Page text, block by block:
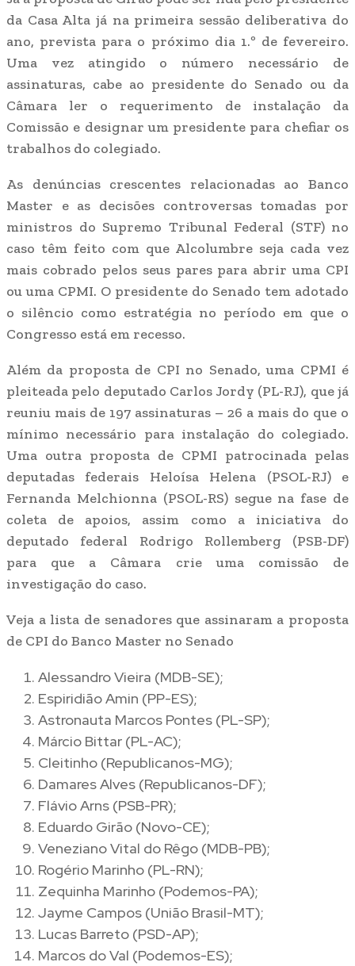
da Casa Alta já na primeira sessão deliberativa do
ano, prevista para o próximo dia 1.º de fevereiro.
Uma vez atingido o número necessário de
assinaturas, cabe ao presidente do Senado ou da
Câmara ler o requerimento de instalação da
Comissão e designar um presidente para chefiar os
trabalhos do colegiado.
As denúncias crescentes relacionadas ao Banco
Master e as decisões controversas tomadas por
ministros do Supremo Tribunal Federal (STF) no
caso têm feito com que Alcolumbre seja cada vez
mais cobrado pelos seus pares para abrir uma CPI
ou uma CPMI. O presidente do Senado tem adotado
o silêncio como estratégia no período em que o
Congresso está em recesso.
Além da proposta de CPI no Senado, uma CPMI é
pleiteada pelo deputado Carlos Jordy (PL-RJ), que já
reuniu mais de 197 assinaturas – 26 a mais do que o
mínimo necessário para instalação do colegiado.
Uma outra proposta de CPMI patrocinada pelas
deputadas federais Heloísa Helena (PSOL-RJ) e
Fernanda Melchionna (PSOL-RS) segue na fase de
coleta de apoios, assim como a iniciativa do
deputado federal Rodrigo Rollemberg (PSB-DF)
para que a Câmara crie uma comissão de
investigação do caso.
Veja a lista de senadores que assinaram a proposta
de CPI do Banco Master no Senado
Alessandro Vieira (MDB-SE);
Espiridião Amin (PP-ES);
Astronauta Marcos Pontes (PL-SP);
Márcio Bittar (PL-AC);
Cleitinho (Republicanos-MG);
Damares Alves (Republicanos-DF);
Flávio Arns (PSB-PR);
Eduardo Girão (Novo-CE);
Veneziano Vital do Rêgo (MDB-PB);
Rogério Marinho (PL-RN);
Zequinha Marinho (Podemos-PA);
Jayme Campos (União Brasil-MT);
Lucas Barreto (PSD-AP);
Marcos do Val (Podemos-ES);